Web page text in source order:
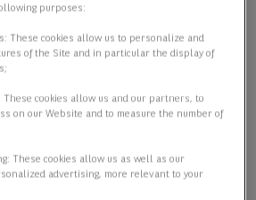
purposes:
These cookies allow us to personalize and
of the Site and in particular the display of
These cookies allow us and our partners, to
on our Website and to measure the number of
These cookies allow us as well as our
advertising, more relevant to your